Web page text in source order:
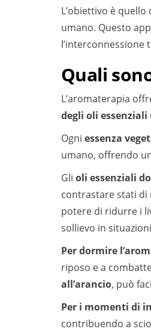
L’obiettivo è quello
umano. Questo
l’interconnessione
Quali
L’aromaterapia
degli oli
Ogni essenza
umano, offrendo
Gli oli essenziali
contrastare stati di
potere di ridurre i
sollievo in
Per dormire
riposo e a
all’arancio, può
Per i momenti di
contribuendo a